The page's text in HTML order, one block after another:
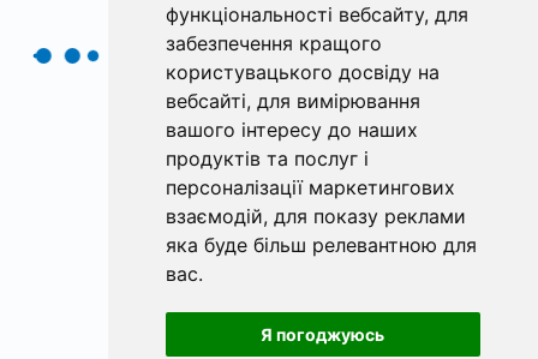
функціональності вебсайту, для
забезпечення кращого
користувацького досвіду на
вебсайті, для вимірювання
вашого інтересу до наших
продуктів та послуг і
персоналізації маркетингових
взаємодій, для показу реклами
яка буде більш релевантною для
вас.
Я погоджуюсь